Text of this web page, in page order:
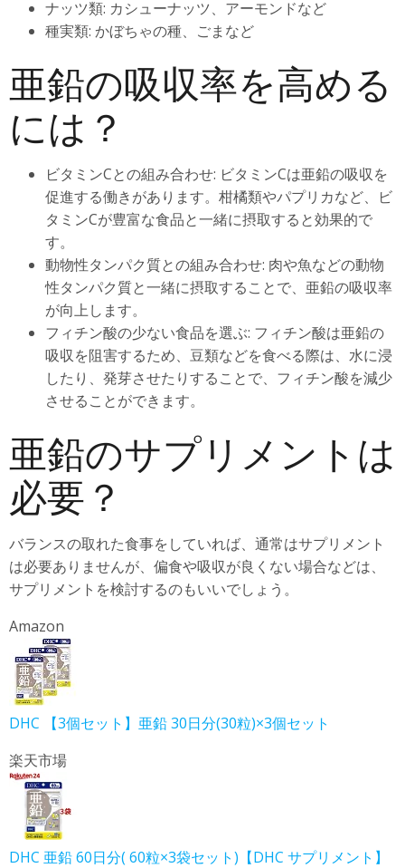
ナッツ類: カシューナッツ、アーモンドなど
種実類: かぼちゃの種、ごまなど
亜鉛の吸収率を高める
には？
ビタミンCとの組み合わせ: ビタミンCは亜鉛の吸収を
促進する働きがあります。柑橘類やパプリカなど、ビ
タミンCが豊富な食品と一緒に摂取すると効果的で
す。
動物性タンパク質との組み合わせ: 肉や魚などの動物
性タンパク質と一緒に摂取することで、亜鉛の吸収率
が向上します。
フィチン酸の少ない食品を選ぶ: フィチン酸は亜鉛の
吸収を阻害するため、豆類などを食べる際は、水に浸
したり、発芽させたりすることで、フィチン酸を減少
させることができます。
亜鉛のサプリメントは
必要？
バランスの取れた食事をしていれば、通常はサプリメント
は必要ありませんが、偏食や吸収が良くない場合などは、
サプリメントを検討するのもいいでしょう。
Amazon
DHC 【3個セット】亜鉛 30日分(30粒)×3個セット
楽天市場
DHC 亜鉛 60日分( 60粒×3袋セット)【DHC サプリメント】